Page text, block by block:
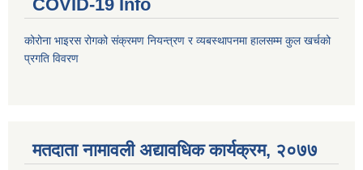
COVID-19 Info
कोरोना भाइरस रोगको संक्रमण नियन्त्रण र व्यबस्थापनमा हालसम्म कुल खर्चको
प्रगति विवरण
मतदाता नामावली अद्यावधिक कार्यक्रम, २०७७